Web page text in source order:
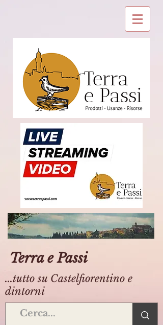
Terra e Passi
...tutto su Castelfiorentino e
dintorni